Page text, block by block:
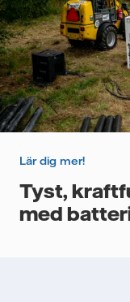
Lär dig mer!
Tyst,
med